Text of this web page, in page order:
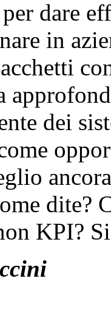
dare
in
dei
dite?
KPI?